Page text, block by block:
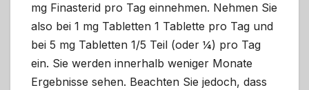
mg Finasterid pro Tag einnehmen. Nehmen Sie
also bei 1 mg Tabletten 1 Tablette pro Tag und
bei 5 mg Tabletten 1/5 Teil (oder ¼) pro Tag
ein. Sie werden innerhalb weniger Monate
Ergebnisse sehen. Beachten Sie jedoch, dass